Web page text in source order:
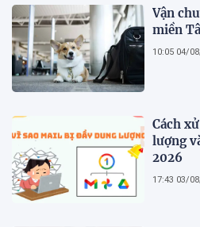
Vận
miền
10:05 04/
Cách
lượng
2026
17:43 03/